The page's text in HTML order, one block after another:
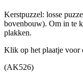
Kerstpuzzel: losse
bovenbouw). Om in te
plakken.
Klik op het plaatje voor
(AK526)